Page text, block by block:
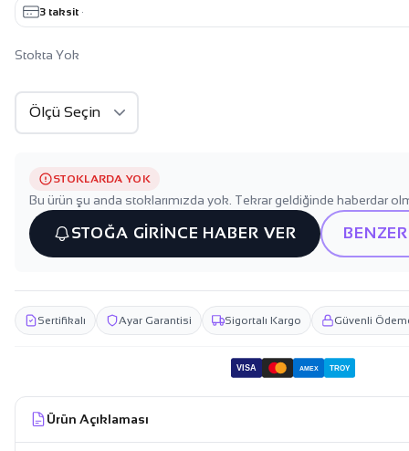
3 taksit ·
Stokta Yok
STOKLARDA YOK
Bu ürün şu anda stoklarımızda yok. Tekrar geldiğinde haberdar
STOĞA GİRİNCE HABER VER
Sertifikalı Ayar Garantisi Sigortalı Kargo Güvenli
VISA AMEX TROY
Ürün Açıklaması